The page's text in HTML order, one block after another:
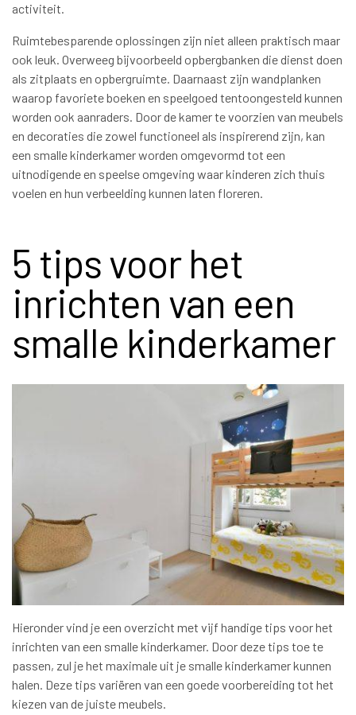
activiteit.
Ruimtebesparende oplossingen zijn niet alleen praktisch maar
ook leuk. Overweeg bijvoorbeeld opbergbanken die dienst doen
als zitplaats en opbergruimte. Daarnaast zijn wandplanken
waarop favoriete boeken en speelgoed tentoongesteld kunnen
worden ook aanraders. Door de kamer te voorzien van meubels
en decoraties die zowel functioneel als inspirerend zijn, kan
een smalle kinderkamer worden omgevormd tot een
uitnodigende en speelse omgeving waar kinderen zich thuis
voelen en hun verbeelding kunnen laten floreren.
5 tips voor het
inrichten van een
smalle kinderkamer
Hieronder vind je een overzicht met vijf handige tips voor het
inrichten van een smalle kinderkamer. Door deze tips toe te
passen, zul je het maximale uit je smalle kinderkamer kunnen
halen. Deze tips variëren van een goede voorbereiding tot het
kiezen van de juiste meubels.